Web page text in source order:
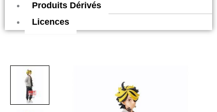
Produits Dérivés
Licences
quantité
Kazutora
Hanemiya